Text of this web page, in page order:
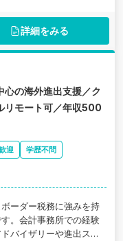
詳細をみる
心の海外進出支援／ク
リモート可／年収500
迎
学歴不問
ーダー税務に強みを持
。会計事務所での経験
バイザリーや進出スキ